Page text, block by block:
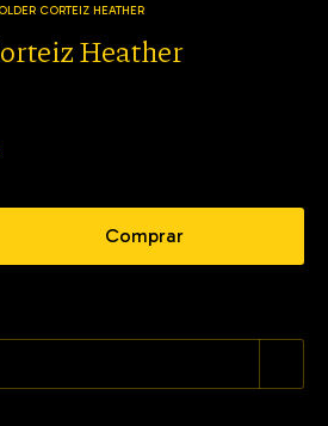
CORTEIZ HEATHER
Heather